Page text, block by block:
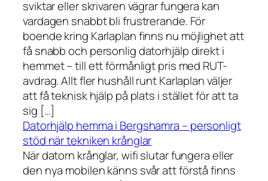
sviktar eller skrivaren vägrar fungera kan
vardagen snabbt bli frustrerande. För
boende kring Karlaplan finns nu möjlighet att
få snabb och personlig datorhjälp direkt i
hemmet – till ett förmånligt pris med RUT-
avdrag. Allt fler hushåll runt Karlaplan väljer
att få teknisk hjälp på plats i stället för att ta
sig […]
Datorhjälp hemma i Bergshamra – personligt
stöd när tekniken krånglar
När datorn krånglar, wifi slutar fungera eller
den nya mobilen känns svår att förstå finns